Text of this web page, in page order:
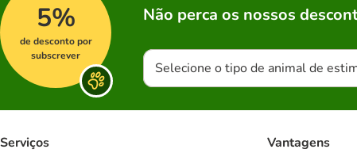
5%
de desconto por
subscrever
Não perca os nossos
Selecione o tipo de animal de
Serviços Vantagens